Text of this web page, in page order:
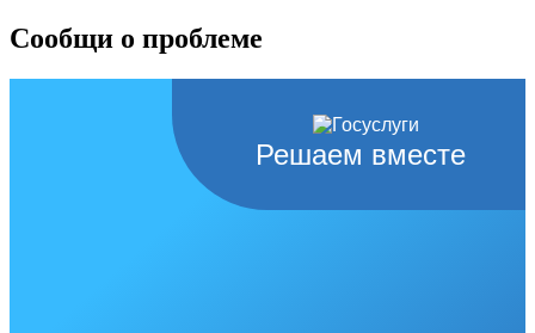
Сообщи о проблеме
Решаем вместе